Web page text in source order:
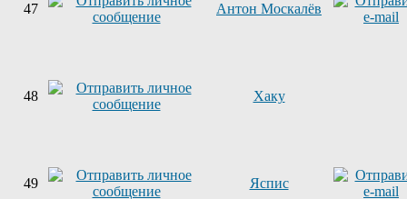
47 Антон Москалёв
48 Хаку
49 Яспис